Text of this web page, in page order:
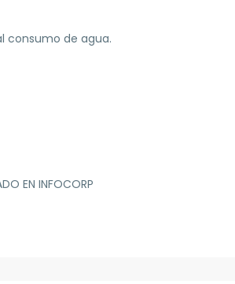
consumo de agua.
EN INFOCORP